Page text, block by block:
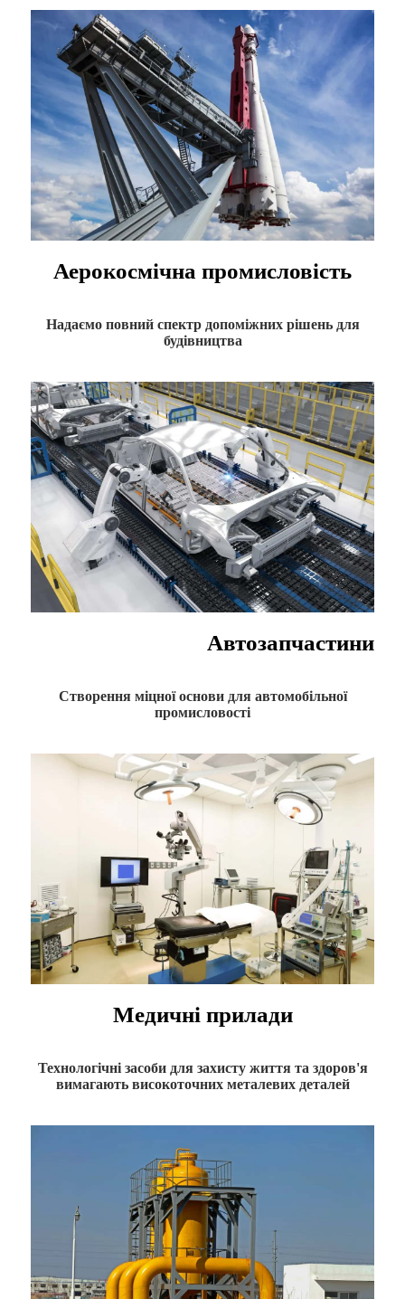
Аерокосмічна промисловість
Надаємо повний спектр допоміжних рішень для
будівництва
Автозапчастини
Створення міцної основи для автомобільної
промисловості
Медичні прилади
Технологічні засоби для захисту життя та здоров'я
вимагають високоточних металевих деталей